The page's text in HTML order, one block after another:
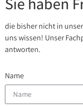
die bisher nicht in
uns wissen! Unser
antworten.
Name